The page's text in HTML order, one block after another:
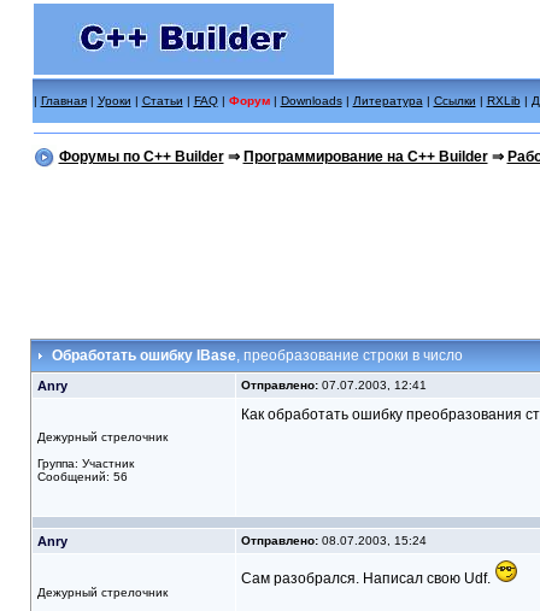
| Главная| Уроки | Статьи | FAQ| Форум | Downloads| Литература | Ссылки | RXLib |
Форумы по C++ Builder⇒ Программирование на C++ Builder⇒
Обработать ошибку IBase, преобразование строки в число
Anry Отправлено:07.07.2003, 12:41
Дежурный стрелочник
Группа: Участник
Сообщений: 56
Как обработать ошибку преобразования
Anry Отправлено:08.07.2003, 15:24
Дежурный стрелочник
Сам разобрался. Написал свою Udf.